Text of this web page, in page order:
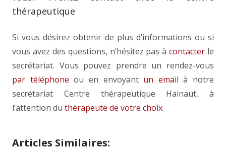
thérapeutique
Si vous désirez obtenir de plus d’informations ou si
vous avez des questions, n’hésitez pas àcontacter le
secrétariat. Vous pouvez prendre un rendez-vous
par téléphone ou en envoyantun email à notre
secrétariat Centre thérapeutique Hainaut, à
l’attention du thérapeute de votre choix.
Articles Similaires: